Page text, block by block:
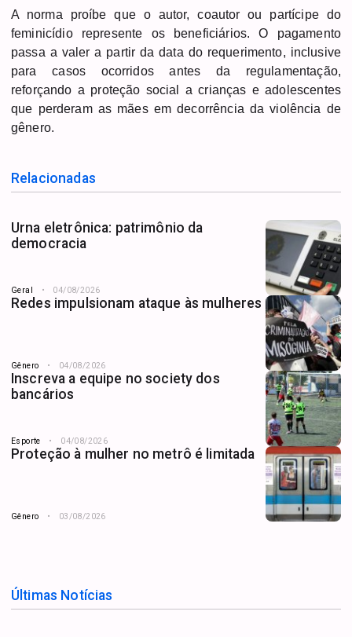
A norma proíbe que o autor, coautor ou partícipe do
feminicídio represente os beneficiários. O pagamento
passa a valer a partir da data do requerimento, inclusive
para casos ocorridos antes da regulamentação,
reforçando a proteção social a crianças e adolescentes
que perderam as mães em decorrência da violência de
gênero.
Relacionadas
Urna eletrônica: patrimônio da
democracia
Geral 04/08/2026
Redes impulsionam ataque às mulheres
Gênero 04/08/2026
Inscreva a equipe no society dos
bancários
Esporte 04/08/2026
Proteção à mulher no metrô é limitada
Gênero 03/08/2026
Últimas Notícias